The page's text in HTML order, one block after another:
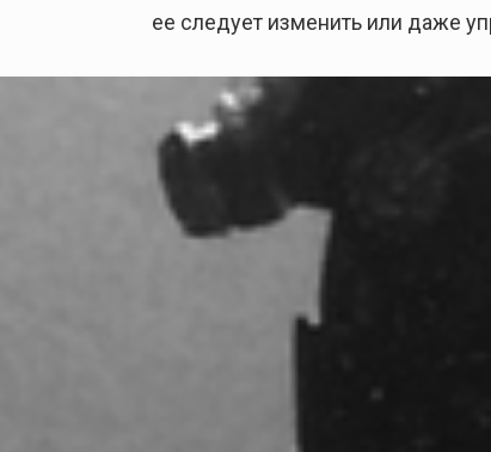
ее следует изменить или даже